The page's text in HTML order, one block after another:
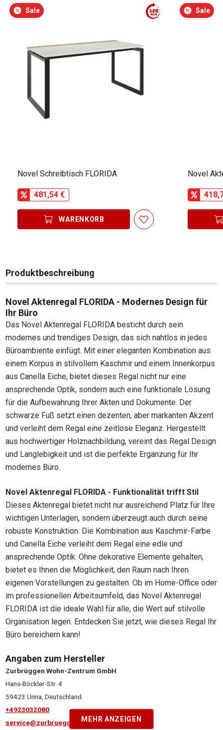
Sale
Novel Schreibtisch FLORIDA
481,54 €
WARENKORB
Sale
Novel
Produktbeschreibung
Novel Aktenregal FLORIDA - Modernes Design für
Ihr Büro
Das Novel Aktenregal FLORIDA besticht durch sein
modernes und trendiges Design, das sich nahtlos in jedes
Büroambiente einfügt. Mit einer eleganten Kombination aus
einem Korpus in stilvollem Kaschmir und einem Innenkorpus
aus Canella Eiche, bietet dieses Regal nicht nur eine
ansprechende Optik, sondern auch eine funktionale Lösung
für die Aufbewahrung Ihrer Akten und Dokumente. Der
schwarze Fuß setzt einen dezenten, aber markanten Akzent
und verleiht dem Regal eine zeitlose Eleganz. Hergestellt
aus hochwertiger Holznachbildung, vereint das Regal Design
und Langlebigkeit und ist die perfekte Ergänzung für Ihr
modernes Büro.
Novel Aktenregal FLORIDA - Funktionalität trifft Stil
Dieses Aktenregal bietet nicht nur ausreichend Platz für Ihre
wichtigen Unterlagen, sondern überzeugt auch durch seine
robuste Konstruktion. Die Kombination aus Kaschmir-Farbe
und Canella Eiche verleiht dem Regal eine edle und
ansprechende Optik. Ohne dekorative Elemente gehalten,
bietet es Ihnen die Möglichkeit, den Raum nach Ihren
eigenen Vorstellungen zu gestalten. Ob im Home-Office oder
im professionellen Arbeitsumfeld, das Novel Aktenregal
FLORIDA ist die ideale Wahl für alle, die Wert auf stilvolle
Organisation legen. Entdecken Sie jetzt, wie dieses Regal Ihr
Büro bereichern kann!
Angaben zum Hersteller
Zurbrüggen Wohn-Zentrum GmbH
Hans-Böckler-Str. 4
59423 Unna, Deutschland
+4923032080
service@zurbrueggen.deMEHR ANZEIGEN